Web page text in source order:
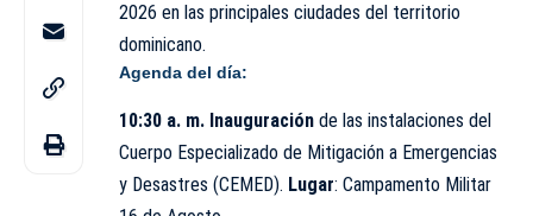
2026 en las principales ciudades del territorio
dominicano.
Agenda del día:
10:30 a. m. Inauguración de las instalaciones del
Cuerpo Especializado de Mitigación a Emergencias
y Desastres (CEMED). Lugar: Campamento Militar